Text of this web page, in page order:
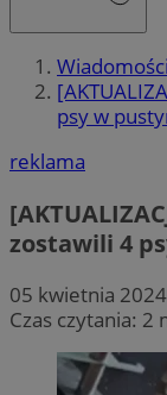
psy w
reklama
zostawili 4
05 kwietnia
Czas czytania: 2